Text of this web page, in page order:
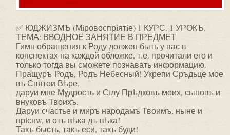
✅ ЮДЖИЗМЪ (Мiровоспрiятiе) 1 КУРС. 1 УРОКЪ.
ТЕМА: ВВОДНОЕ ЗАНЯТИЕ В ПРЕДМЕТ
Гимн обращения к Роду должен быть у вас в
конспектах на каждой обложке, т.е. прочитали его и
только тогда вы сможете познавать информацию.
Пращуръ-Родъ, Родъ Небесный! Укрепи Сръдьце мое
въ Святои Вѣре,
даруи мне Мɣдрость и Сiлу Прѣдковъ моих, сыновъ и
внуковъ Твоихъ.
Даруи счастье и миръ народамъ Твоимъ, ныне и
прiснw, и отъ вѣка дъ вѣка!
Такъ бысть, такъ еси, такъ буди!